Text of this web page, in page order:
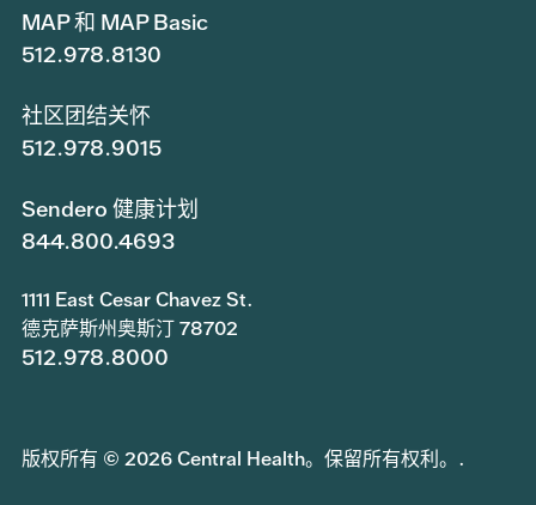
MAP 和 MAP Basic
512.978.8130
社区团结关怀
512.978.9015
Sendero 健康计划
844.800.4693
1111 East Cesar Chavez St.
德克萨斯州奥斯汀 78702
512.978.8000
版权所有 © 2026 Central Health。保留所有权利。.